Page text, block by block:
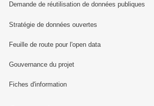
Demande de réutilisation de données publiques
Stratégie de données ouvertes
Feuille de route pour l'open data
Gouvernance du projet
Fiches d'information